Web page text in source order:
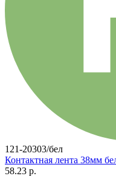
121-20303/бел
Контактная лента 38мм
58.23 р.